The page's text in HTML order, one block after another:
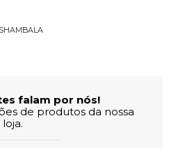
falam por nós!
de produtos da nossa
loja.